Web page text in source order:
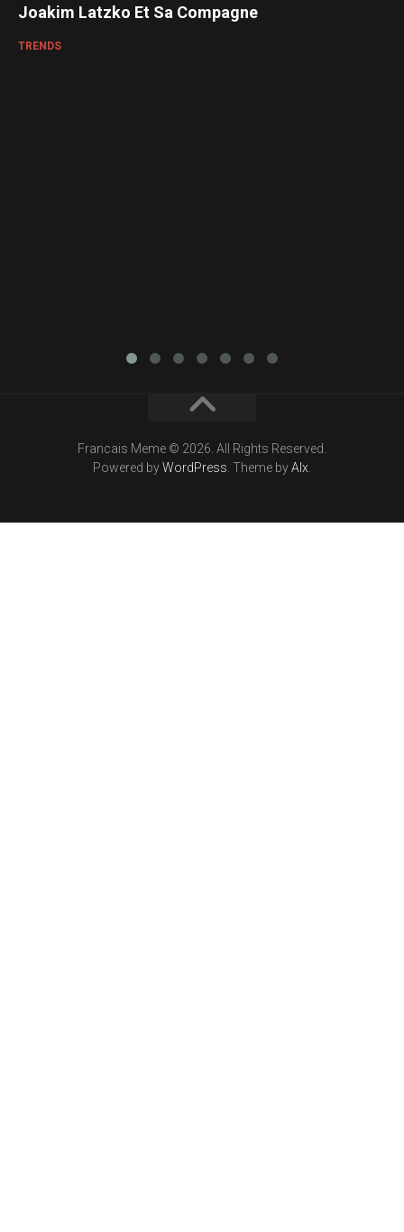
Joakim Latzko Et Sa Compagne
TRENDS
Francais Meme © 2026. All Rights Reserved.
Powered byWordPress . Theme byAlx